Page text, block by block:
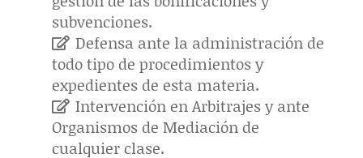
subvenciones.
Defensa ante la administración de
todo tipo de procedimientos y
expedientes de esta materia.
Intervención en Arbitrajes y ante
Organismos de Mediación de
cualquier clase.